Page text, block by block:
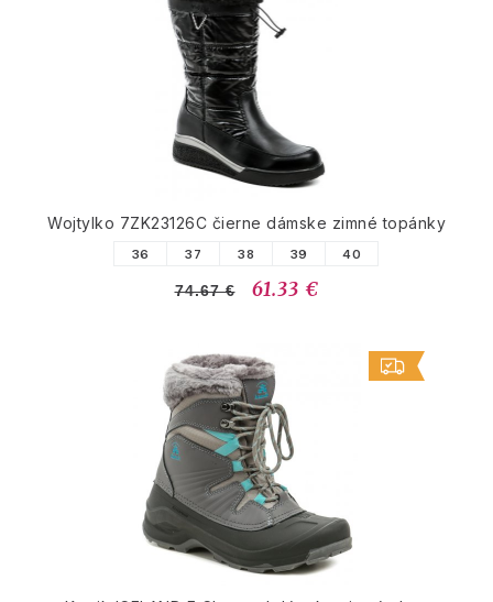
Wojtylko 7ZK23126C čierne dámske zimné topánky
36 37 38 39 40
74.67 € 61.33 €